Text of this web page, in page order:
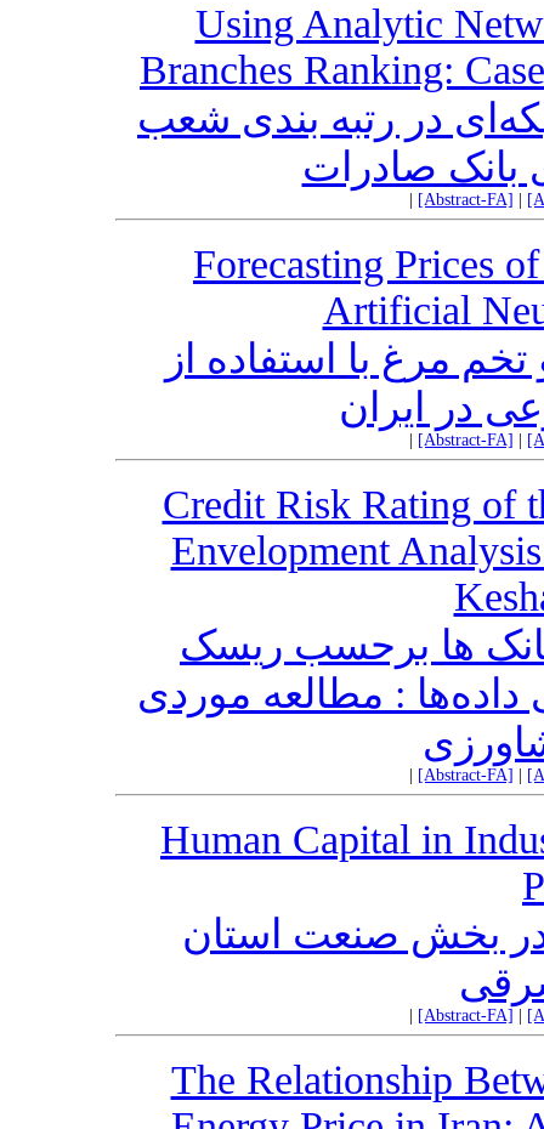
Using Analytic
Branches Ranking:
در رتبه بندی شعب
بانک صادرات
[Abstract-FA]
Forecasting Prices
Artificial
مرغ با استفاده از
در ایران
[Abstract-FA]
Credit Risk Rating of
Envelopment
ها برحسب ریسک
: مطالعه موردی
[Abstract-FA]
Human Capital in
در بخش صنعت استان
[Abstract-FA]
The Relationship